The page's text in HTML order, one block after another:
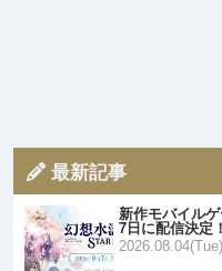
最新記事
新作モバイル
7日に配信決定
2026.08.04(Tue)